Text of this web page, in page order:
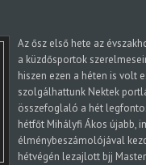
Az ősz első hete az
a küzdősportok
hiszen ezen a héten is volt
szolgálhattunk Nektek
összefoglaló a hét
hétfőt Mihályfi Ákos újabb,
élménybeszámolójával
hétvégén lezajlott bjj